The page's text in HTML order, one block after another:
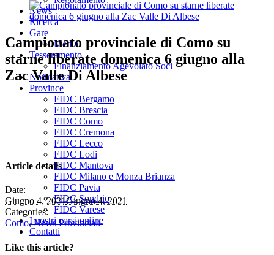
News
Ricerca
Gare
Media
Tesseramento
Finanziamento Agevolato Soci
Normativa
Province
FIDC Bergamo
FIDC Brescia
FIDC Como
FIDC Cremona
FIDC Lecco
FIDC Lodi
FIDC Mantova
FIDC Milano e Monza Brianza
FIDC Pavia
FIDC Sondrio
FIDC Varese
I nostri corsi online
Contatti
Campionato provinciale di Como su
starne liberate domenica 6 giugno alla
Zac Valle Di Albese
Article details
Date:
Giugno 4, 2021Giugno 4, 2021
Categories:
Como,News Provinciali
Like this article?